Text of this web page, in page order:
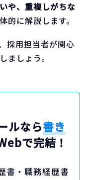
や、重複しがちな
的に解説します。
採用担当者が関心
ましょう。
ルなら書き
で完結！
書・職務経歴書